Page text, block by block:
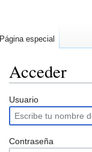
Acceder
Ir
la
navegación
Ir
la
búsqueda
Usuario
Contraseña
Página especial